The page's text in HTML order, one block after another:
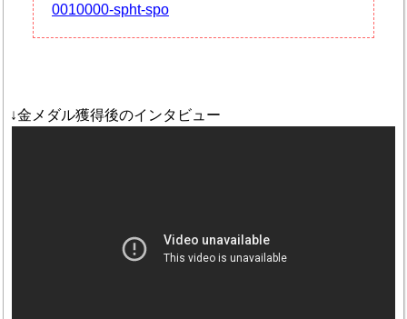
0010000-spht-spo
↓金メダル獲得後のインタビュー